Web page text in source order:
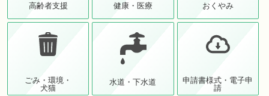
高齢者支援 健康・医療 おくやみ
ごみ・環境・
犬猫
水道・下水道
申請書様式・電子申
請